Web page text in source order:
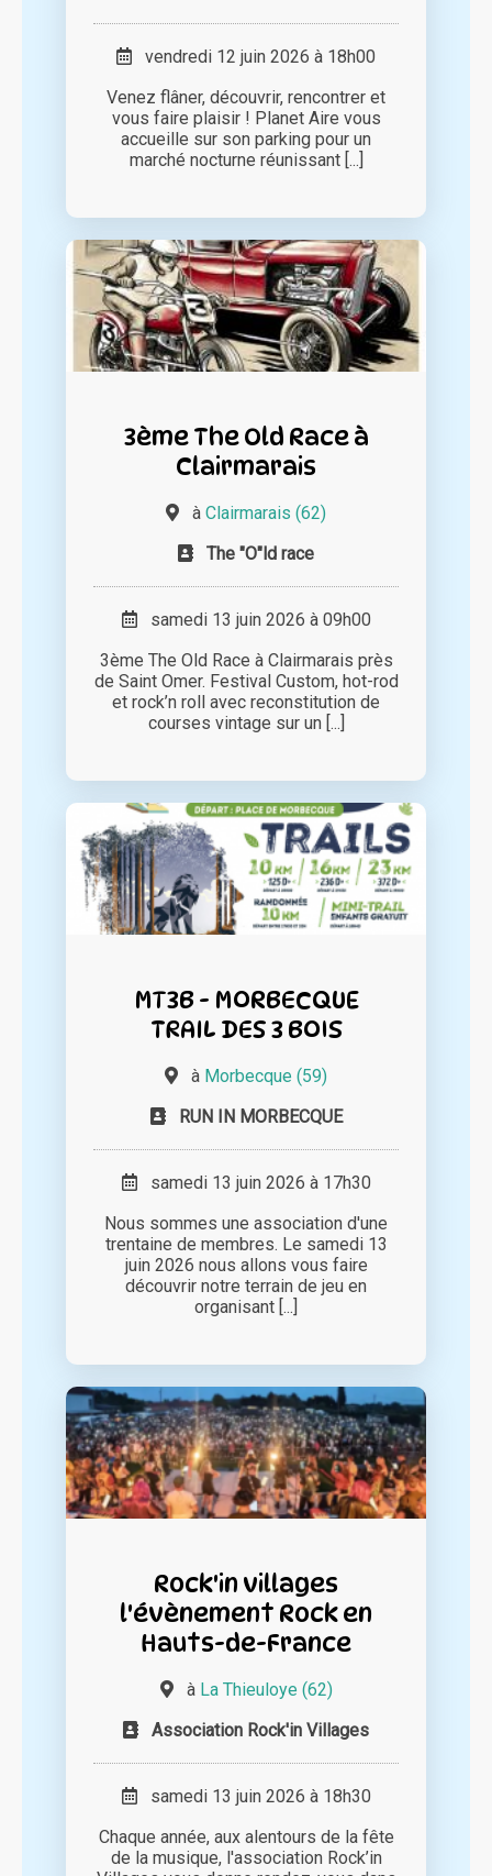
vendredi 12 juin 2026 à 18h00
Venez flâner, découvrir, rencontrer et
vous faire plaisir ! Planet Aire vous
accueille sur son parking pour un
marché nocturne réunissant [...]
3ème The Old Race à
Clairmarais
à Clairmarais (62)
The "O"ld race
samedi 13 juin 2026 à 09h00
3ème The Old Race à Clairmarais près
de Saint Omer. Festival Custom, hot-rod
et rock’n roll avec reconstitution de
courses vintage sur un [...]
MT3B - MORBECQUE
TRAIL DES 3 BOIS
à Morbecque (59)
RUN IN MORBECQUE
samedi 13 juin 2026 à 17h30
Nous sommes une association d'une
trentaine de membres. Le samedi 13
juin 2026 nous allons vous faire
découvrir notre terrain de jeu en
organisant [...]
Rock'in villages
l'évènement Rock en
Hauts-de-France
à La Thieuloye (62)
Association Rock'in Villages
samedi 13 juin 2026 à 18h30
Chaque année, aux alentours de la fête
de la musique, l'association Rock’in